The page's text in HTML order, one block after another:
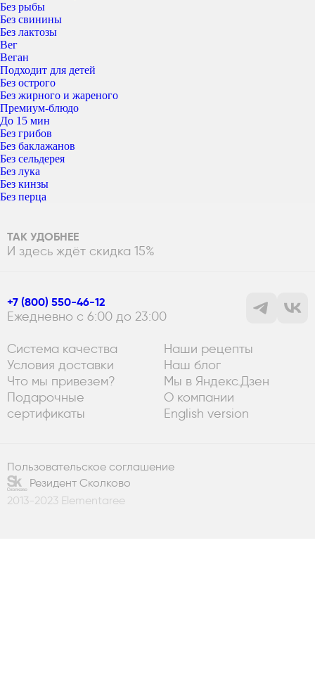
Без рыбы
Без свинины
Без лактозы
Вег
Веган
Подходит для детей
Без острого
Без жирного и жареного
Премиум-блюдо
До 15 мин
Без грибов
Без баклажанов
Без сельдерея
Без лука
Без кинзы
Без перца
ТАК УДОБНЕЕ
И здесь ждёт скидка 15%
+7 (800) 550-46-12
Ежедневно с 6:00 до 23:00
Система качества
Условия доставки
Что мы привезем?
Подарочные
сертификаты
Наши рецепты
Наш блог
Мы в Яндекс.Дзен
О компании
English version
Пользовательское соглашение
Резидент Сколково
2013-2023 Elementaree